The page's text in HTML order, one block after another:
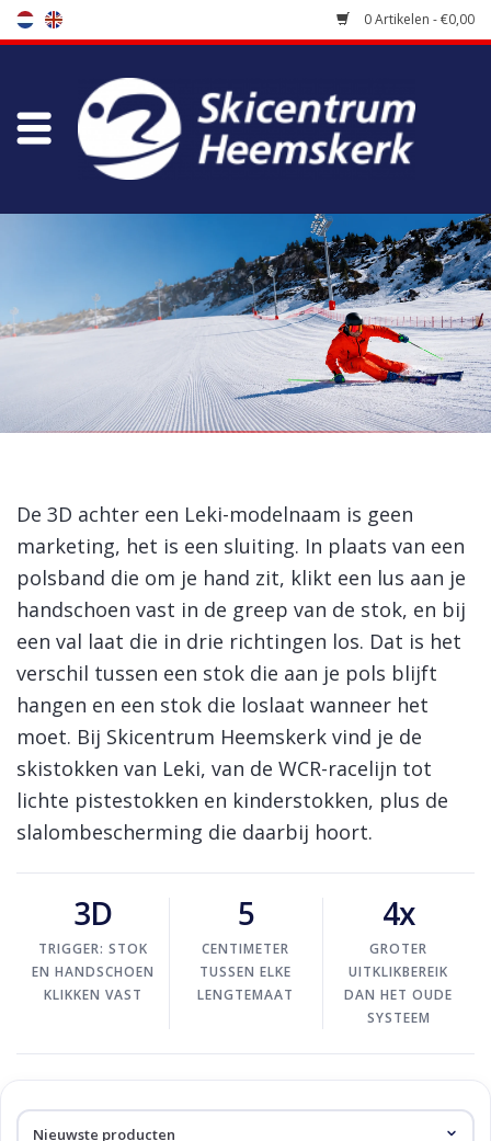
0 Artikelen - €0,00
Winkel
Onderhoud
Koopgidsen
Leki skistokken
De 3D achter een Leki-modelnaam is geen
marketing, het is een sluiting. In plaats van een
polsband die om je hand zit, klikt een lus aan je
handschoen vast in de greep van de stok, en bij
een val laat die in drie richtingen los. Dat is het
verschil tussen een stok die aan je pols blijft
hangen en een stok die loslaat wanneer het
moet. Bij Skicentrum Heemskerk vind je de
skistokken van Leki, van de WCR-racelijn tot
lichte pistestokken en kinderstokken, plus de
slalombescherming die daarbij hoort.
3D
TRIGGER: STOK
EN HANDSCHOEN
KLIKKEN VAST
5
CENTIMETER
TUSSEN ELKE
LENGTEMAAT
4x
GROTER
UITKLIKBEREIK
DAN HET OUDE
SYSTEEM